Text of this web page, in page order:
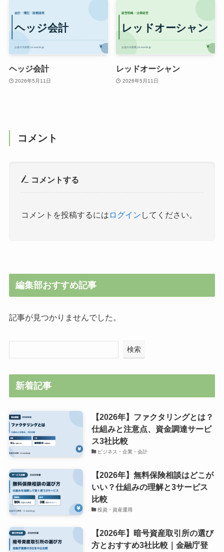
ヘッジ会計
2026年5月11日
レッドオーシャン
2026年5月11日
コメント
コメントする
コメントを投稿するには ログイン してください。
編集部おすすめ記事
記事が見つかりませんでした。
検索
新着記事
【2026年】ファクタリングとは？
仕組みと注意点、資金調達サービ
ス3社比較
ビジネス・企業・会計
【2026年】無料保険相談はどこが
いい？仕組みの理解と3サービス
比較
投資・資産運用
【2026年】暗号資産取引所の選び
方とおすすめ3社比較｜金融庁登